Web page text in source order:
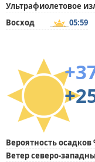
Ультрафиолетовое
Восход
05:59
Вероятность осадков
Ветер северо-